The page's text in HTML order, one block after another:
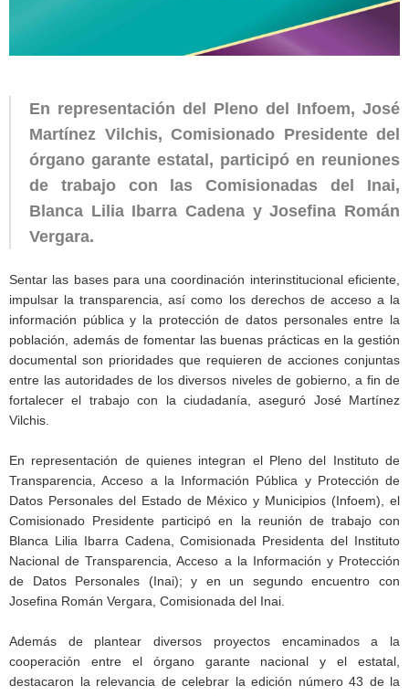
En representación del Pleno del Infoem, José
Martínez Vilchis, Comisionado Presidente del
órgano garante estatal, participó en reuniones
de trabajo con las Comisionadas del Inai,
Blanca Lilia Ibarra Cadena y Josefina Román
Vergara.
Sentar las bases para una coordinación interinstitucional eficiente,
impulsar la transparencia, así como los derechos de acceso a la
información pública y la protección de datos personales entre la
población, además de fomentar las buenas prácticas en la gestión
documental son prioridades que requieren de acciones conjuntas
entre las autoridades de los diversos niveles de gobierno, a fin de
fortalecer el trabajo con la ciudadanía, aseguró José Martínez
Vilchis.
En representación de quienes integran el Pleno del Instituto de
Transparencia, Acceso a la Información Pública y Protección de
Datos Personales del Estado de México y Municipios (Infoem), el
Comisionado Presidente participó en la reunión de trabajo con
Blanca Lilia Ibarra Cadena, Comisionada Presidenta del Instituto
Nacional de Transparencia, Acceso a la Información y Protección
de Datos Personales (Inai); y en un segundo encuentro con
Josefina Román Vergara, Comisionada del Inai.
Además de plantear diversos proyectos encaminados a la
cooperación entre el órgano garante nacional y el estatal,
destacaron la relevancia de celebrar la edición número 43 de la